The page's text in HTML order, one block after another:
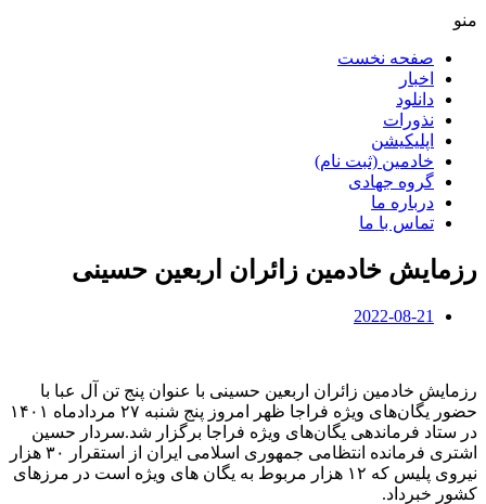
منو
صفحه نخست
اخبار
دانلود
نذورات
اپلیکیشن
خادمین (ثبت نام)
گروه جهادی
درباره ما
تماس با ما
رزمایش خادمین زائران اربعین حسینی
2022-08-21
رزمایش خادمین زائران اربعین حسینی با عنوان پنج تن آل عبا با
حضور یگان‌های ویژه فراجا ظهر امروز پنج شنبه ۲۷ مردادماه ۱۴۰۱
در ستاد فرماندهی یگان‌های ویژه فراجا برگزار شد.سردار حسین
اشتری فرمانده انتظامی جمهوری اسلامی ایران از استقرار ۳۰ هزار
نیروی پلیس که ۱۲ هزار مربوط به یگان های ویژه است در مرزهای
کشور خبرداد.